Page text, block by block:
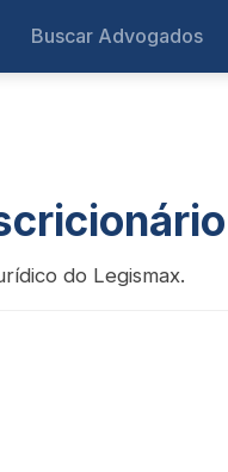
Buscar Advogados
do Legismax.